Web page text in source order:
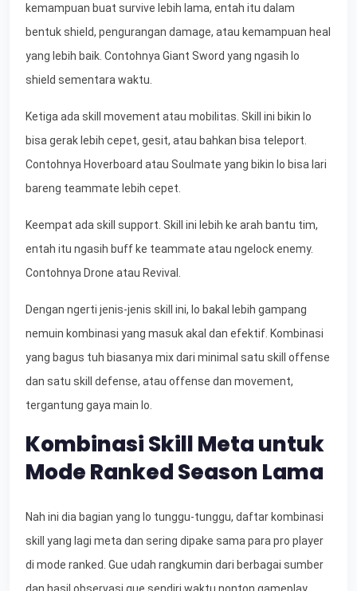
kemampuan buat survive lebih lama, entah itu dalam
bentuk shield, pengurangan damage, atau kemampuan heal
yang lebih baik. Contohnya Giant Sword yang ngasih lo
shield sementara waktu.
Ketiga ada skill movement atau mobilitas. Skill ini bikin lo
bisa gerak lebih cepet, gesit, atau bahkan bisa teleport.
Contohnya Hoverboard atau Soulmate yang bikin lo bisa lari
bareng teammate lebih cepet.
Keempat ada skill support. Skill ini lebih ke arah bantu tim,
entah itu ngasih buff ke teammate atau ngelock enemy.
Contohnya Drone atau Revival.
Dengan ngerti jenis-jenis skill ini, lo bakal lebih gampang
nemuin kombinasi yang masuk akal dan efektif. Kombinasi
yang bagus tuh biasanya mix dari minimal satu skill offense
dan satu skill defense, atau offense dan movement,
tergantung gaya main lo.
Kombinasi Skill Meta untuk
Mode Ranked Season Lama
Nah ini dia bagian yang lo tunggu-tunggu, daftar kombinasi
skill yang lagi meta dan sering dipake sama para pro player
di mode ranked. Gue udah rangkumin dari berbagai sumber
dan hasil observasi gue sendiri waktu nonton gameplay